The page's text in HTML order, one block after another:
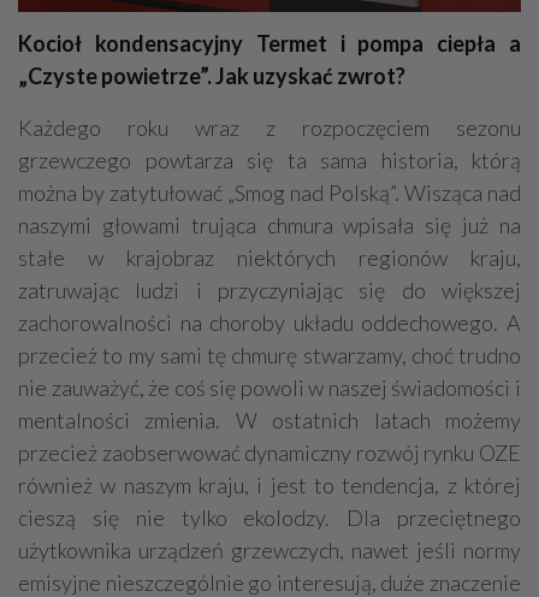
Kocioł kondensacyjny Termet i pompa ciepła a
„Czyste powietrze”. Jak uzyskać zwrot?
Każdego roku wraz z rozpoczęciem sezonu
grzewczego powtarza się ta sama historia, którą
można by zatytułować „Smog nad Polską”. Wisząca nad
naszymi głowami trująca chmura wpisała się już na
stałe w krajobraz niektórych regionów kraju,
zatruwając ludzi i przyczyniając się do większej
zachorowalności na choroby układu oddechowego. A
przecież to my sami tę chmurę stwarzamy, choć trudno
nie zauważyć, że coś się powoli w naszej świadomości i
mentalności zmienia. W ostatnich latach możemy
przecież zaobserwować dynamiczny rozwój rynku OZE
również w naszym kraju, i jest to tendencja, z której
cieszą się nie tylko ekolodzy. Dla przeciętnego
użytkownika urządzeń grzewczych, nawet jeśli normy
emisyjne nieszczególnie go interesują, duże znaczenie